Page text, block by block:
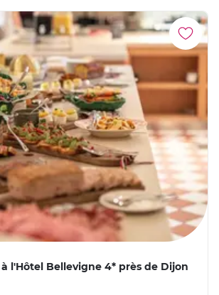
l'Hôtel Bellevigne 4* près de Dijon